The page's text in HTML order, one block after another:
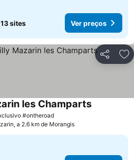
13 sites Ver preços
Partilhar
#ontheroad
les Champarts
a 2.6 km de Morangis